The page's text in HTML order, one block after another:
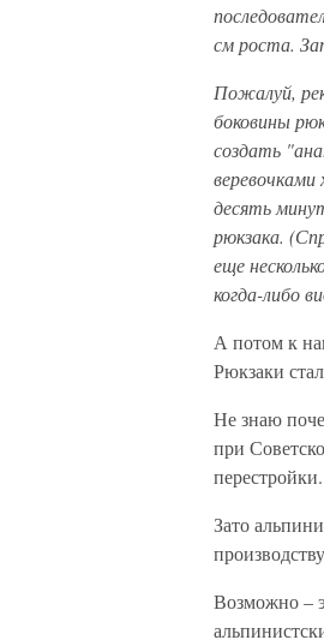
см роста.
Пожалуй,
боковины
создать
десять
рюкзака.
еще
когда-либо
А потом к
Рюкзаки
Не знаю
при
перестройки.
Зато
Возможно –